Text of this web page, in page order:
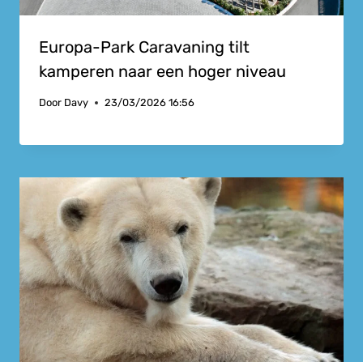
Europa-Park Caravaning tilt
kamperen naar een hoger niveau
Door Davy 23/03/2026 16:56